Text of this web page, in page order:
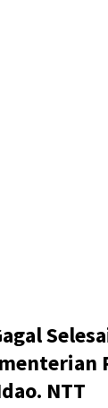
NTT